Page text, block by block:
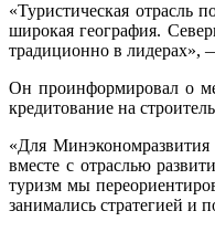
«Туристическая отрасль
широкая география.
традиционно в лидерах»,
Он проинформировал о
кредитование на
«Для
вместе с отраслью
туризм мы
занимались стратегией и